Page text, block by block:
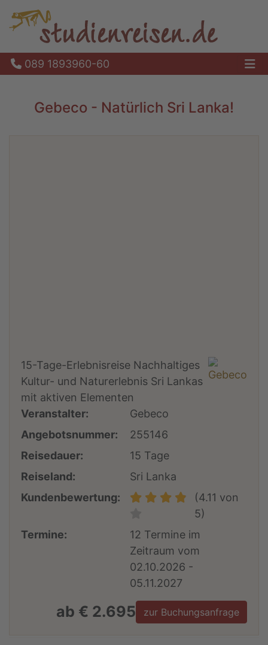
089 1893960-60
Gebeco - Natürlich Sri Lanka!
15-Tage-Erlebnisreise Nachhaltiges
Kultur- und Naturerlebnis Sri Lankas
mit aktiven Elementen
Veranstalter:
Gebeco
Angebotsnummer:
255146
Reisedauer:
15 Tage
Reiseland:
Sri Lanka
Kundenbewertung:
(4.11 von
5)
Termine:
12 Termine im
Zeitraum vom
02.10.2026 -
05.11.2027
ab € 2.695 zur Buchungsanfrage